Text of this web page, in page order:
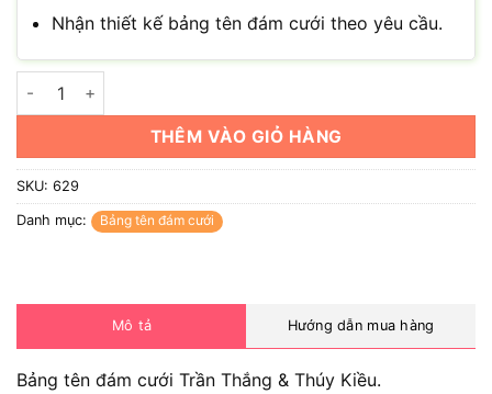
Nhận thiết kế bảng tên đám cưới theo yêu cầu.
Bảng tên đám cưới Trần Thắng & Thúy Kiều số lượng
THÊM VÀO GIỎ HÀNG
SKU: 629
Danh mục: Bảng tên đám cưới
Mô tả Hướng dẫn mua hàng
Bảng tên đám cưới Trần Thắng & Thúy Kiều.